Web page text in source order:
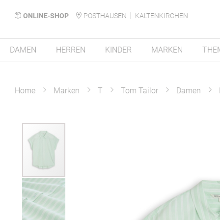
ONLINE-SHOP POSTHAUSEN KALTENKIRCHEN
DAMEN HERREN KINDER MARKEN
Home Marken T Tom Tailor Damen
Zum
Ende
der
springen